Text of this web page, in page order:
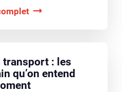
transport : les
qu’on entend